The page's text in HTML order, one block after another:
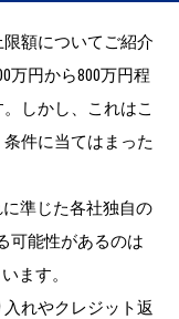
額についてご紹介
万円から800万円程
しかし、これはこ
件に当てはまった
準じた各社独自の
可能性があるのは
ます。
れやクレジット返